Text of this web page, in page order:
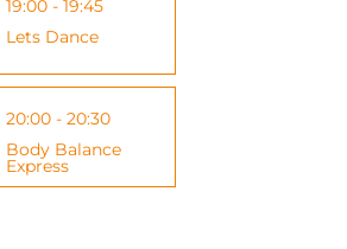
19:00 - 19:45
Lets Dance
20:00 - 20:30
Body Balance
Express